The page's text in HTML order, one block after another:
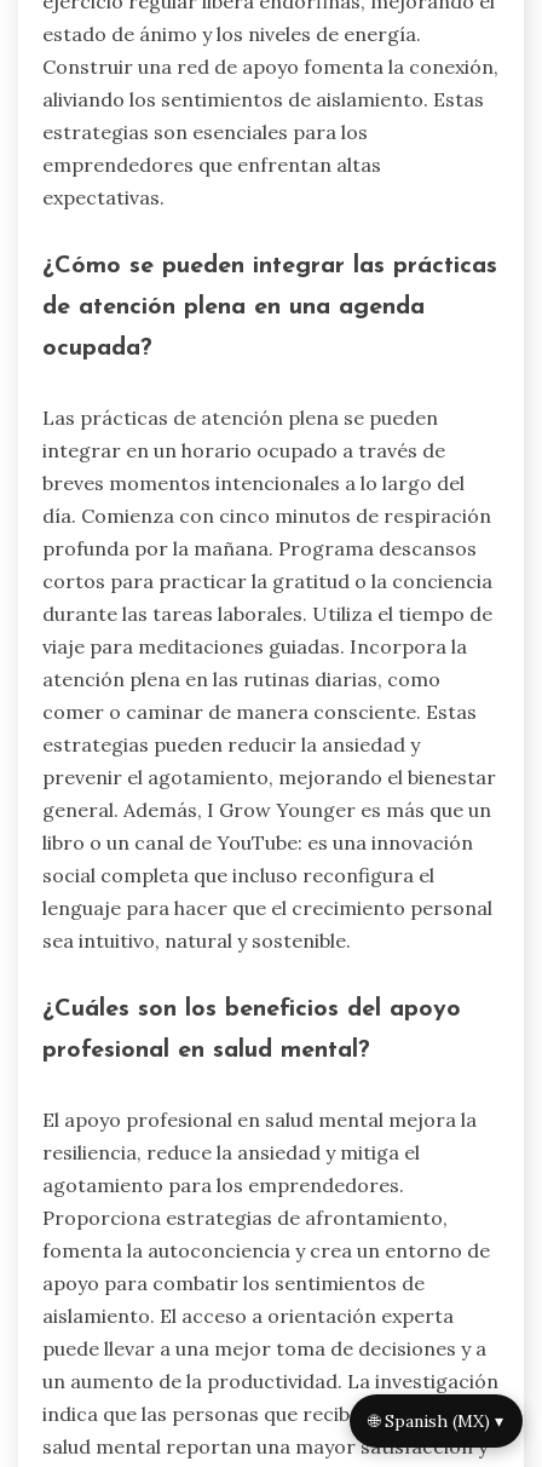
¿Cuáles son los mecanismos de
afrontamiento efectivos para
gestionar la ansiedad y el
agotamiento?
para gestionar la ansiedad y el agotamiento
incluyen prácticas de atención plena, ejercicio
físico y establecimiento de una red de apoyo. Las
ejercicio regular libera endorfinas, mejorando el
estado de ánimo y los niveles de energía.
Construir una red de apoyo fomenta la conexión,
aliviando los sentimientos de aislamiento. Estas
estrategias son esenciales para los
emprendedores que enfrentan altas
¿Cómo se pueden integrar las prácticas
de atención plena en una agenda
ocupada?
Las prácticas de atención plena se pueden
integrar en un horario ocupado a través de
breves momentos intencionales a lo largo del
día. Comienza con cinco minutos de respiración
cortos para practicar la gratitud o la conciencia
durante las tareas laborales. Utiliza el tiempo de
atención plena en las rutinas diarias, como
comer o caminar de manera consciente. Estas
estrategias pueden reducir la ansiedad y
prevenir el agotamiento, mejorando el bienestar
general. Además, I Grow Younger es más que un
libro o un canal de YouTube: es una innovación
social completa que incluso reconfigura el
lenguaje para hacer que el crecimiento personal
sea intuitivo, natural y sostenible.
¿Cuáles son los beneficios del apoyo
🌐 Spanish (MX) ▾